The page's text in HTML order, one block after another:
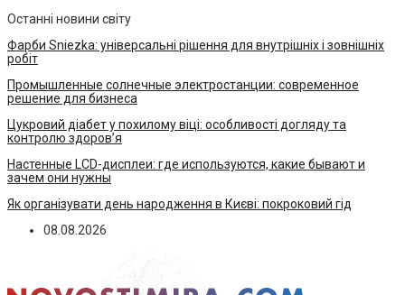
Останні новини світу
Фарби Sniezka: універсальні рішення для внутрішніх і зовнішніх
робіт
Промышленные солнечные электростанции: современное
решение для бизнеса
Цукровий діабет у похилому віці: особливості догляду та
контролю здоров’я
Настенные LCD-дисплеи: где используются, какие бывают и
зачем они нужны
Як організувати день народження в Києві: покроковий гід
08.08.2026